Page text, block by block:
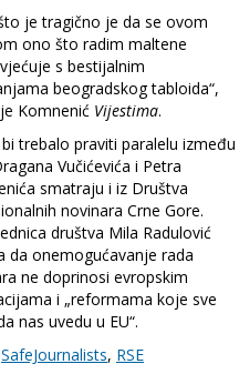
je tragično je da se ovom
ono što radim maltene
s bestijalnim
beogradskog tabloida“,
Komnenić Vijestima.
trebalo praviti paralelu između
Vučićevića i Petra
smatraju i iz Društva
novinara Crne Gore.
društva Mila Radulović
da onemogućavanje rada
ne doprinosi evropskim
i „reformama koje sve
nas uvedu u EU“.
SafeJournalists, RSE